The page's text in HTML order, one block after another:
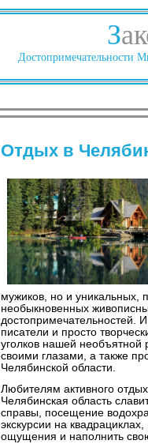
З
Достопримечательности
Отдых в
мужиков, но и уникальных,
необыкновенных
достопримечательностей.
писатели и просто
уголков нашей необъятной
своими глазами, а также
Челябинской области.
Любителям активного
Челябинская область
справы, посещение
экскурсии на
ощущения и наполнить